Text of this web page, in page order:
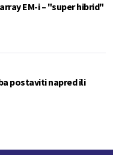
EM-i – "super hibrid"
postaviti napred ili